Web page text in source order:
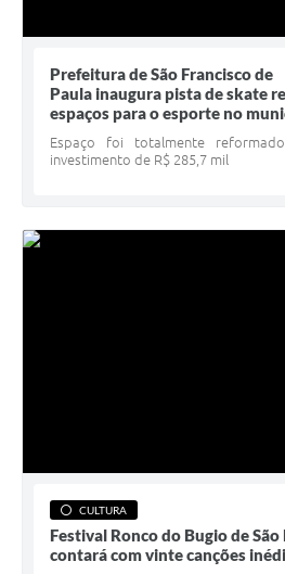
Prefeitura de São Francisco de
Paula inaugura pista de skate
espaços para o esporte no
Espaço foi totalmente
investimento de R$ 285,7 mil
CULTURA
Festival Ronco do Bugio de
contará com vinte canções